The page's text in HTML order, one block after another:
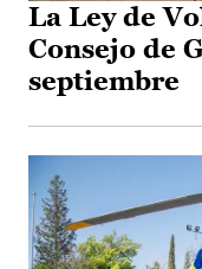
La Ley de
Consejo de
septiembre